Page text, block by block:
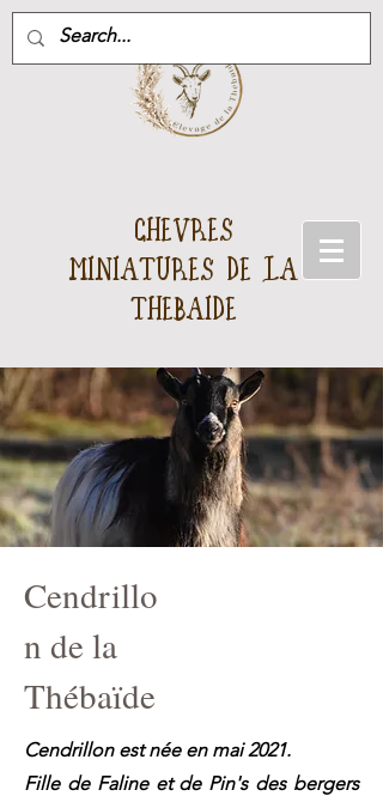
CHEVRES
MINIATURES DE LA
THEBAIDE
Cendrillo
n de la
Thébaïde
Cendrillon est née en mai 2021.
Fille de Faline et de Pin's des bergers